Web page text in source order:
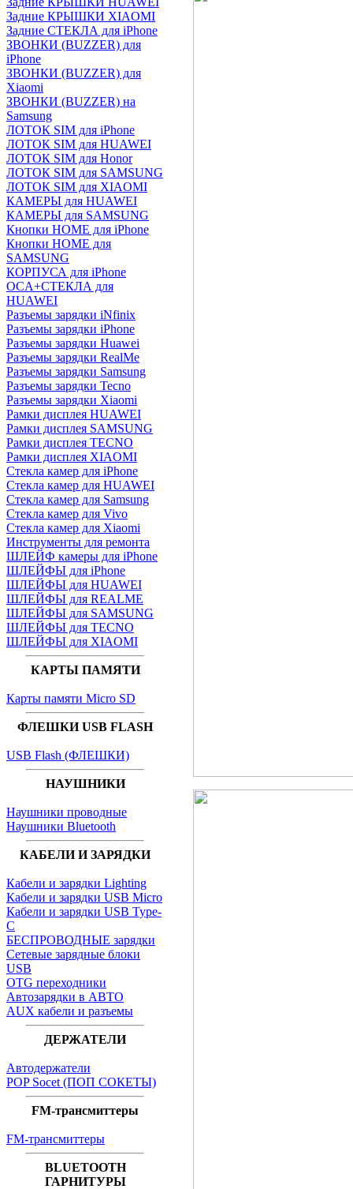
Задние КРЫШКИ XIAOMI
Задние СТЕКЛА для iPhone
ЗВОНКИ (BUZZER) для
iPhone
ЗВОНКИ (BUZZER) для
Xiaomi
ЗВОНКИ (BUZZER) на
Samsung
ЛОТОК SIM для iPhone
ЛОТОК SIM для HUAWEI
ЛОТОК SIM для Honor
ЛОТОК SIM для SAMSUNG
ЛОТОК SIM для XIAOMI
КАМЕРЫ для HUAWEI
КАМЕРЫ для SAMSUNG
Кнопки HOME для iPhone
Кнопки HOME для
SAMSUNG
КОРПУСА для iPhone
OCA+СТЕКЛА для
HUAWEI
Разъемы зарядки iNfinix
Разъемы зарядки iPhone
Разъемы зарядки Huawei
Разъемы зарядки RealMe
Разъемы зарядки Samsung
Разъемы зарядки Tecno
Разъемы зарядки Xiaomi
Рамки дисплея HUAWEI
Рамки дисплея SAMSUNG
Рамки дисплея TECNO
Рамки дисплея XIAOMI
Стекла камер для iPhone
Стекла камер для HUAWEI
Стекла камер для Samsung
Стекла камер для Vivo
Стекла камер для Xiaomi
Инструменты для ремонта
ШЛЕЙФ камеры для iPhone
ШЛЕЙФЫ для iPhone
ШЛЕЙФЫ для HUAWEI
ШЛЕЙФЫ для REALME
ШЛЕЙФЫ для SAMSUNG
ШЛЕЙФЫ для TECNO
ШЛЕЙФЫ для XIAOMI
КАРТЫ ПАМЯТИ
Карты памяти Micro SD
ФЛЕШКИ USB FLASH
USB Flash (ФЛЕШКИ)
НАУШНИКИ
Наушники проводные
Наушники Bluetooth
КАБЕЛИ И ЗАРЯДКИ
Кабели и зарядки Lighting
Кабели и зарядки USB Micro
Кабели и зарядки USB Type-
C
БЕСПРОВОДНЫЕ зарядки
Сетевые зарядные блоки
USB
OTG переходники
Автозарядки в АВТО
AUX кабели и разъемы
ДЕРЖАТЕЛИ
Автодержатели
POP Socet (ПОП СОКЕТЫ)
FM-трансмиттеры
FM-трансмиттеры
BLUETOOTH
ГАРНИТУРЫ